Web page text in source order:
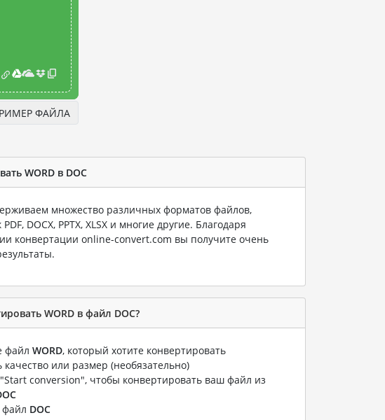
ФАЙЛА
WORD в DOC
множество различных форматов файлов,
PDF, DOCX, PPTX, XLSX и многие другие. Благодаря
конвертации online-convert.com вы получите очень
WORD в файл DOC?
файл WORD, который хотите конвертировать
или размер (необязательно)
conversion", чтобы конвертировать ваш файл из
файл DOC